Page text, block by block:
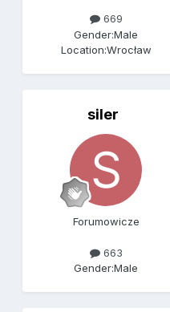
669
Gender:Male
Location:Wrocław
siler
Forumowicze
663
Gender:Male